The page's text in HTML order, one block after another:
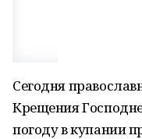
Сегодня
Крещения
погоду в купании